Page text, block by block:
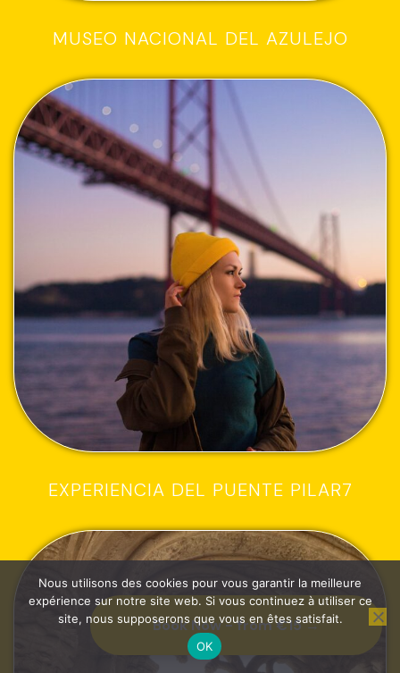
Book Now - from €15 →
MUSEO NACIONAL DEL AZULEJO
EXPERIENCIA DEL PUENTE PILAR7
Nous utilisons des cookies pour vous garantir la meilleure
expérience sur notre site web. Si vous continuez à utiliser ce
site, nous supposerons que vous en êtes satisfait.
OK